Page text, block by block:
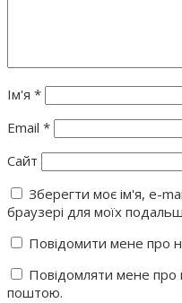
Ім'я *
Email *
Сайт
Зберегти моє ім'я, e-
браузері для моїх
Повідомити мене про
Повідомляти мене про
поштою.